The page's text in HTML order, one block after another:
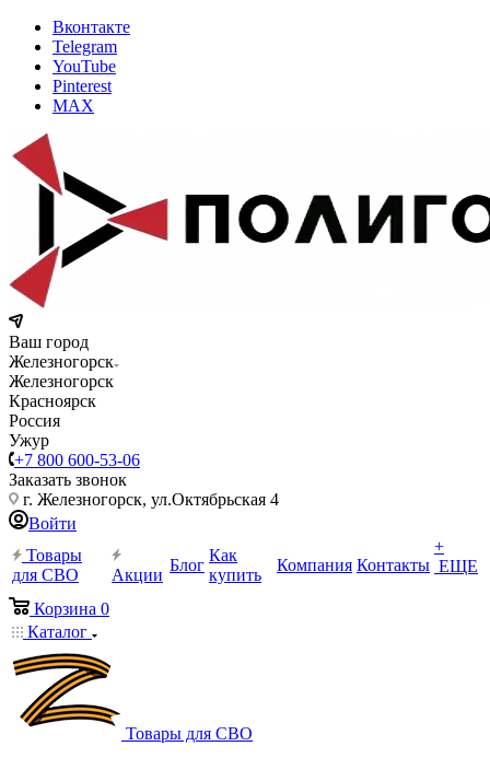
Вконтакте
Telegram
YouTube
Pinterest
MAX
Ваш город
Железногорск
Железногорск
Красноярск
Россия
Ужур
+7 800 600-53-06
Заказать звонок
г. Железногорск, ул.Октябрьская 4
Войти
Товары
для СВО
Акции
Блог
Как
купить
Компания Контакты
+
ЕЩЕ
Корзина 0
Каталог
Товары для СВО